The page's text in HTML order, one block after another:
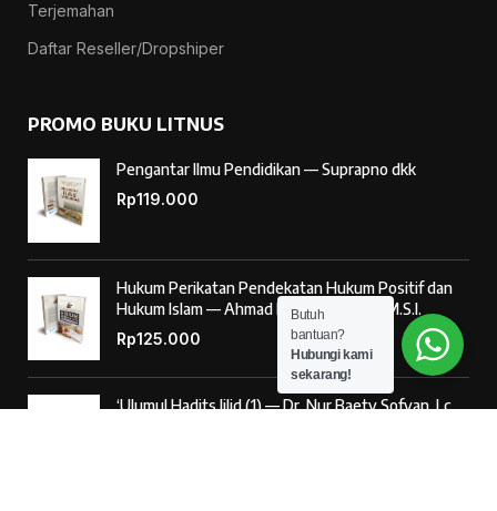
Terjemahan
Daftar Reseller/Dropshiper
PROMO BUKU LITNUS
Pengantar Ilmu Pendidikan — Suprapno dkk
Rp119.000
Hukum Perikatan Pendekatan Hukum Positif dan
Hukum Islam — Ahmad Musadad, S.H.I., M.S.I.
Rp125.000
‘Ulumul Hadits Jilid (1) — Dr. Nur Baety Sofyan, Lc.,
Butuh
bantuan?
Hubungi kami
sekarang!